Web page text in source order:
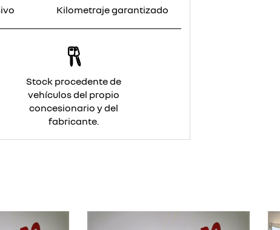
Kilometraje garantizado
Stock procedente de
vehículos del propio
concesionario y del
fabricante.